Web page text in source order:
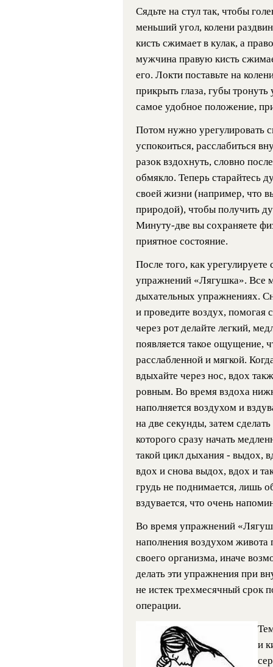
Сядьте на стул так, чтобы
меньший угол, колени
кисть сжимает в кулак, а
мужчина правую кисть
его. Локти поставьте на
прикрыть глаза, губы тронуть
самое удобное положение,
Потом нужно урегулировать
успокоиться, расслабиться
разок вздохнуть, словно
обмякло. Теперь старайтесь
своей жизни (например, что
природой), чтобы получить
Минуту-две вы сохраняете
приятное состояние.
После того, как
упражнений «Лягушка». Все
дыхательных упражнениях.
и проведите воздух, помогая
через рот делайте легкий,
появляется такое ощущение,
расслабленной и мягкой.
вдыхайте через нос, вдох
ровным. Во время вздоха
наполняется воздухом и
на две секунды, затем
которого сразу начать
такой цикл дыхания - выдох,
вдох и снова выдох, вдох и
грудь не поднимается, лишь
вздувается, что очень
Во время упражнений
наполнения воздухом живота
своего организма, иначе
делать эти упражнения при
не истек трехмесячный срок
операции.
и